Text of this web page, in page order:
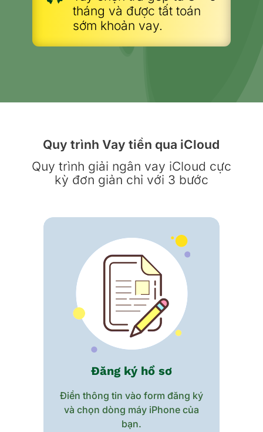
tháng và được tất toán
sớm khoản vay.
Quy trình Vay tiền qua iCloud
Quy trình giải ngân vay iCloud cực
kỳ đơn giản chỉ với 3 bước
Đăng ký hồ sơ
Điền thông tin vào form đăng ký
và chọn dòng máy iPhone của
bạn.